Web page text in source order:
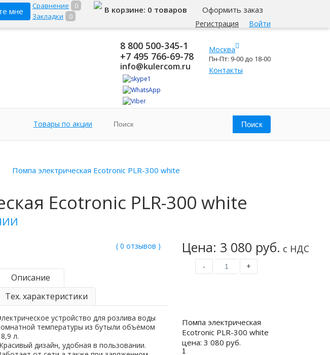
мне
Сравнение
0
Закладки
0
Регистрация Войти
В корзине: 0 товаров Оформить заказ
8 800 500-345-1
+7 495 766-69-78
info@kulercom.ru
Москва
Пн-Пт: 9-00 до 18-00
Контакты
Товары по акции
Помпа электрическая Ecotronic PLR-300 white
Ecotronic PLR-300 white
Цена: 3 080 руб. с НДС
- +
Помпа электрическая
Ecotronic PLR-300 white
цена: 3 080 руб.
( 0 отзывов )
Описание
Тех. характеристики
устройство для розлива воды
температуры из бутыли объёмом
л.
Красивый дизайн, удобная в пользовании.